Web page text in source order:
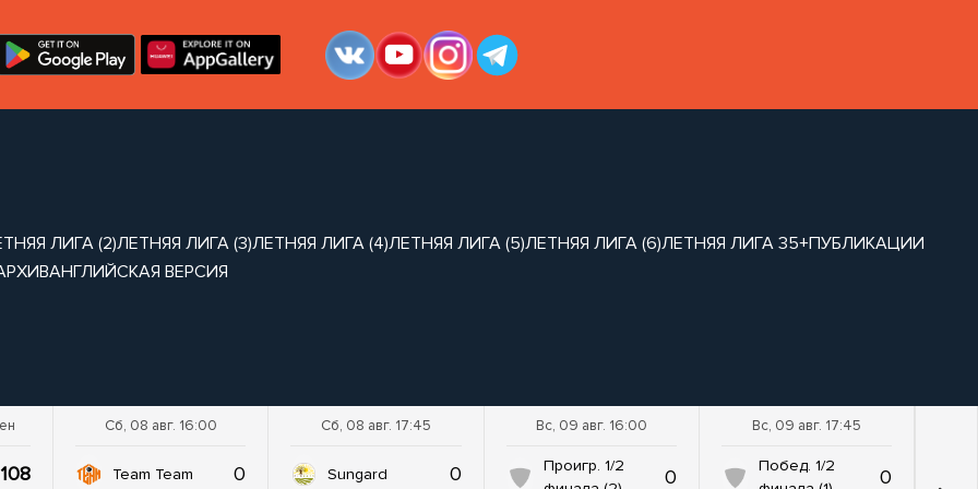
ЛИГА (2)ЛЕТНЯЯ ЛИГА (3)ЛЕТНЯЯ ЛИГА (4)ЛЕТНЯЯ ЛИГА (5)ЛЕТНЯЯ ЛИГА (6)ЛЕТНЯЯ ЛИГА 35+ПУБЛИКАЦИИ
АНГЛИЙСКАЯ ВЕРСИЯ
108
Сб, 08 авг. 16:00
Team Team 0
Сб, 08 авг. 17:45
Sungard 0
Вс, 09 авг. 16:00
Проигр. 1/2
0
Вс, 09 авг. 17:45
Побед. 1/2
0